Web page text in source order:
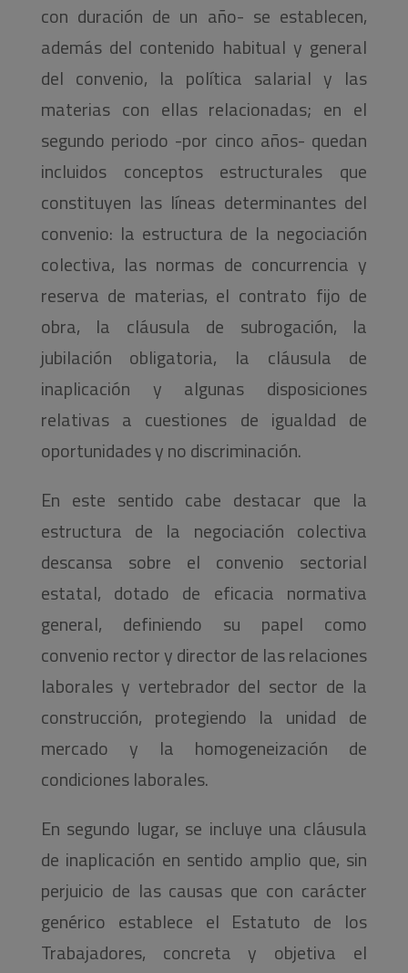
con duración de un año- se establecen,
además del contenido habitual y general
del convenio, la política salarial y las
materias con ellas relacionadas; en el
segundo periodo -por cinco años- quedan
incluidos conceptos estructurales que
constituyen las líneas determinantes del
convenio: la estructura de la negociación
colectiva, las normas de concurrencia y
reserva de materias, el contrato fijo de
obra, la cláusula de subrogación, la
jubilación obligatoria, la cláusula de
inaplicación y algunas disposiciones
relativas a cuestiones de igualdad de
oportunidades y no discriminación.
En este sentido cabe destacar que la
estructura de la negociación colectiva
descansa sobre el convenio sectorial
estatal, dotado de eficacia normativa
general, definiendo su papel como
convenio rector y director de las relaciones
laborales y vertebrador del sector de la
construcción, protegiendo la unidad de
mercado y la homogeneización de
condiciones laborales.
En segundo lugar, se incluye una cláusula
de inaplicación en sentido amplio que, sin
perjuicio de las causas que con carácter
genérico establece el Estatuto de los
Trabajadores, concreta y objetiva el